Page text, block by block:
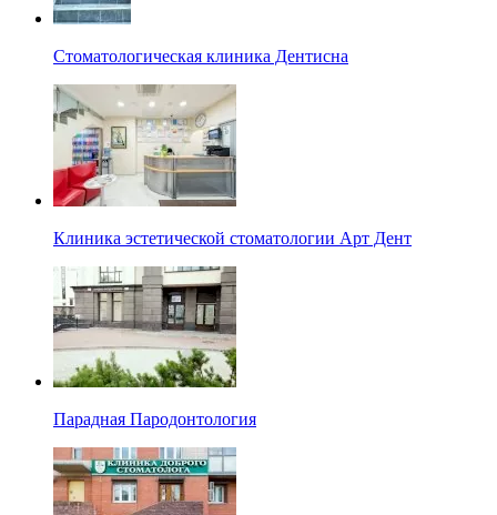
Стоматологическая клиника Дентисна
Клиника эстетической стоматологии Арт Дент
Парадная Пародонтология